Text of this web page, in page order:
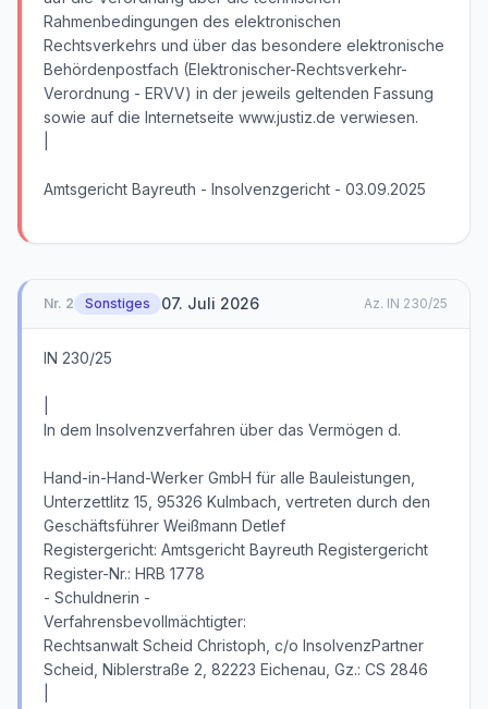
Nr. 2 Sonstiges 07. Juli 2026 Az. IN 230/25
IN 230/25
In dem Insolvenzverfahren über das Vermögen d.
Hand-in-Hand-Werker GmbH für alle Bauleistungen,
Unterzettlitz 15, 95326 Kulmbach, vertreten durch den
Geschäftsführer Weißmann Detlef
Registergericht: Amtsgericht Bayreuth Registergericht
Register-Nr.: HRB 1778
- Schuldnerin -
Verfahrensbevollmächtigter:
Rechtsanwalt Scheid Christoph, c/o InsolvenzPartner
Scheid, Niblerstraße 2, 82223 Eichenau, Gz.: CS 2846